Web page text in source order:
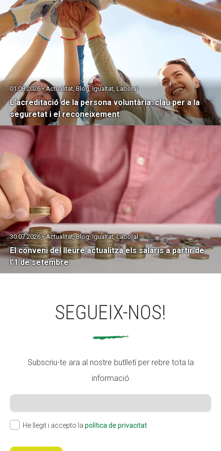
L’acreditació de la persona voluntària: clau per a la
seguretat i el reconeixement
01.08.2026 • Actualitat, Blog, Igualtat, Laboral
El conveni del lleure actualitza els salaris a partir de
l’1 de setembre
30.07.2026 • Actualitat, Blog, Igualtat, Laboral
SEGUEIX-NOS!
Subscriu-te ara al nostre butlletí per rebre tota la
informació
He llegit i accepto la política de privacitat